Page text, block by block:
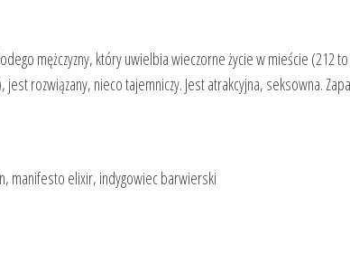
mężczyzny, który uwielbia wieczorne życie w mieście (212 to
rozwiązany, nieco tajemniczy. Jest atrakcyjna, seksowna.
manifesto elixir, indygowiec barwierski